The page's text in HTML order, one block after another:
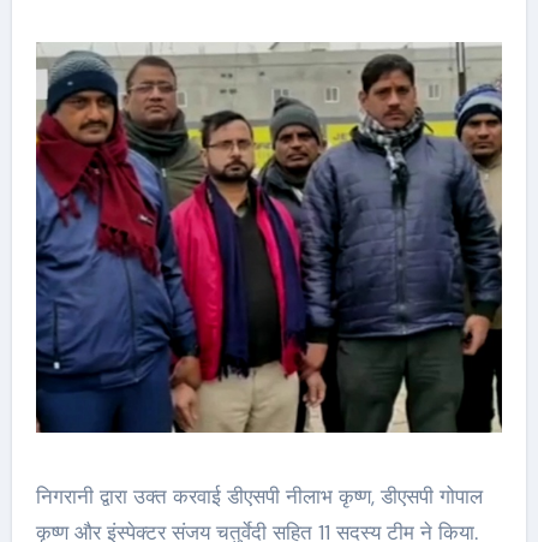
निगरानी द्वारा उक्त करवाई डीएसपी नीलाभ कृष्ण, डीएसपी गोपाल
कृष्ण और इंस्पेक्टर संजय चतुर्वेदी सहित 11 सदस्य टीम ने किया.